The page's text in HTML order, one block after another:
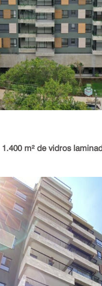
1.400 m² de vidros